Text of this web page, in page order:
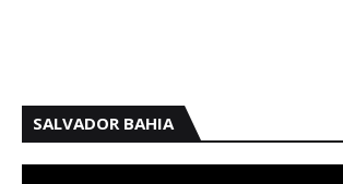
SALVADOR BAHIA